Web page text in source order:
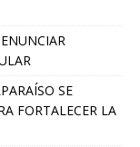
SE
FORTALECER LA